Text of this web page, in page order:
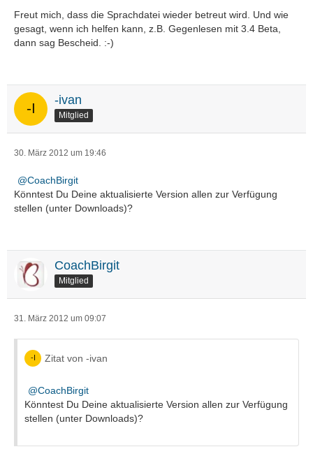
Freut mich, dass die Sprachdatei wieder betreut wird. Und wie
gesagt, wenn ich helfen kann, z.B. Gegenlesen mit 3.4 Beta,
dann sag Bescheid. :-)
-ivan
Mitglied
30. März 2012 um 19:46
CoachBirgit
Könntest Du Deine aktualisierte Version allen zur Verfügung
stellen (unter Downloads)?
CoachBirgit
Mitglied
31. März 2012 um 09:07
Zitat von -ivan
CoachBirgit
Könntest Du Deine aktualisierte Version allen zur Verfügung
stellen (unter Downloads)?